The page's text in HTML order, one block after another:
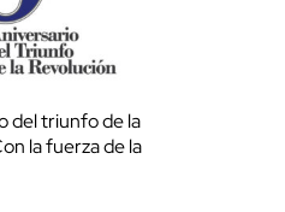
del triunfo de la
la fuerza de la